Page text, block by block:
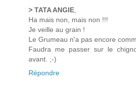
> TATA ANGIE,
Ha mais non, mais non !!!
Je veille au grain !
Le Grumeau n'a pas encore
Faudra me passer sur le
avant. ;-)
Répondre